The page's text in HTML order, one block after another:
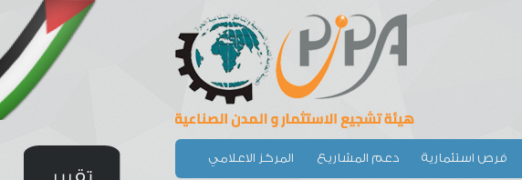
فرص استثمارية دعم المشاريع المركز الاعلامي